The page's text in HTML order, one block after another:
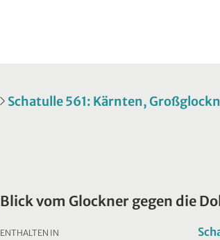
Schatulle 561: Kärnten,
Blick vom Glockner gegen die
ENTHALTEN IN